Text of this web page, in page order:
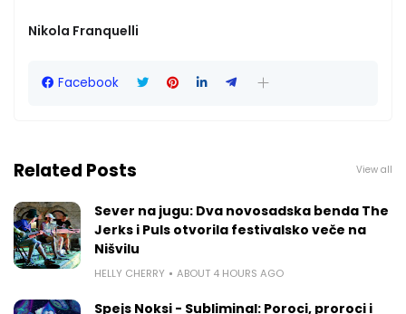
Nikola Franquelli
Facebook
Related Posts View all
Sever na jugu: Dva novosadska benda The
Jerks i Puls otvorila festivalsko veče na
Nišvilu
HELLY CHERRY ABOUT 4 HOURS AGO
Spejs Noksi - Subliminal: Poroci, proroci i